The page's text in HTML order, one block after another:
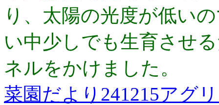
り、太陽の光度が低い
い中少しでも生育させ
ネルをかけました。
菜園だより241215アグ